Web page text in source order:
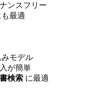
ンスフリー
も最適
モデル
が簡単
検索 に最適